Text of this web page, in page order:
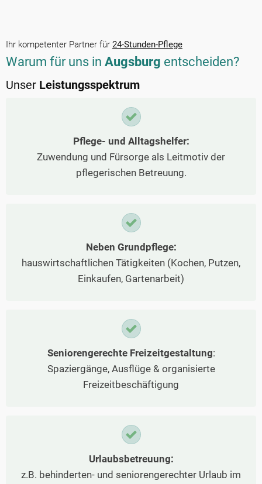
Ihr kompetenter Partner für 24-Stunden-Pflege
Warum für uns in Augsburg entscheiden?
Unser Leistungsspektrum
Pflege- und Alltagshelfer:
Zuwendung und Fürsorge als Leitmotiv der
pflegerischen Betreuung.
Neben Grundpflege:
hauswirtschaftlichen Tätigkeiten (Kochen, Putzen,
Einkaufen, Gartenarbeit)
Seniorengerechte Freizeitgestaltung:
Spaziergänge, Ausflüge & organisierte
Freizeitbeschäftigung
Urlaubsbetreuung:
z.B. behinderten- und seniorengerechter Urlaub im